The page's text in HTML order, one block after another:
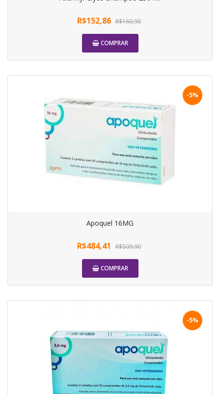
R$152,86 R$160,90
COMPRAR
-5%
Apoquel 16MG
R$484,41 R$509,90
COMPRAR
-5%